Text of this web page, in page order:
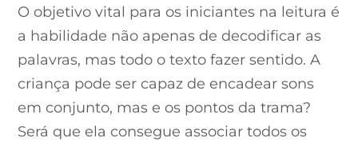
O objetivo vital para os iniciantes na leitura é
a habilidade não apenas de decodificar as
palavras, mas todo o texto fazer sentido. A
criança pode ser capaz de encadear sons
em conjunto, mas e os pontos da trama?
Será que ela consegue associar todos os